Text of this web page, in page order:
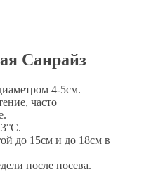
Санрайз
4-5см.
часто
до 15см и до 18см в
после посева.